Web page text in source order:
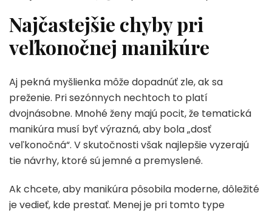
Najčastejšie chyby pri
veľkonočnej manikúre
Aj pekná myšlienka môže dopadnúť zle, ak sa
preženie. Pri sezónnych nechtoch to platí
dvojnásobne. Mnohé ženy majú pocit, že tematická
manikúra musí byť výrazná, aby bola „dosť
veľkonočná“. V skutočnosti však najlepšie vyzerajú
tie návrhy, ktoré sú jemné a premyslené.
Ak chcete, aby manikúra pôsobila moderne, dôležité
je vedieť, kde prestať. Menej je pri tomto type